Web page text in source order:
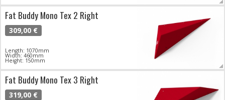
Fat Buddy Mono Tex 2 Right
309,00 €
Length: 1070mm
Width: 460mm
Height: 150mm
Fat Buddy Mono Tex 3 Right
319,00 €